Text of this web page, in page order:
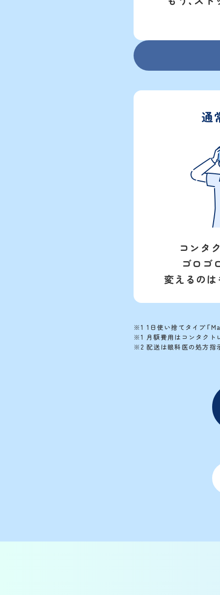
通
コンタ
ゴロゴ
変えるのは
1日使い捨てタイプ「
月額費用はコンタクト
配送は眼科医の処方指